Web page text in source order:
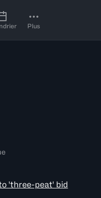
Plus
'three-peat' bid